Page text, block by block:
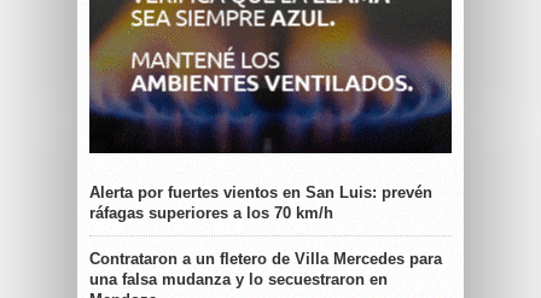
Alerta por fuertes vientos en San Luis: prevén
ráfagas superiores a los 70 km/h
Contrataron a un fletero de Villa Mercedes para
una falsa mudanza y lo secuestraron en